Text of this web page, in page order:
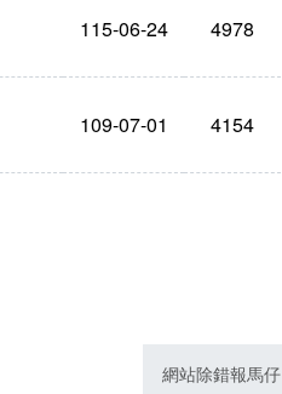
115-06-24 4978
109-07-01 4154
網站除錯報馬仔